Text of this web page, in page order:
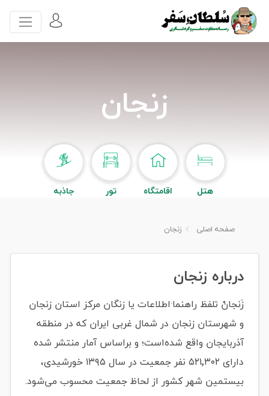
زنجان
هتل اقامتگاه تور جاذبه
صفحه اصلی زنجان
درباره زنجان
زَنجانْ تلفظ راهنما·اطلاعات یا زنگان مرکز استان زنجان
و شهرستان زنجان در شمال غربی ایران که در منطقه
آذربایجان واقع شده‌است؛ و براساس آمار منتشر شده
دارای ۵۲۱٬۳۰۲ نفر جمعیت در سال ۱۳۹۵ خورشیدی،
بیستمین شهر کشور از لحاظ جمعیت محسوب می‌شود.